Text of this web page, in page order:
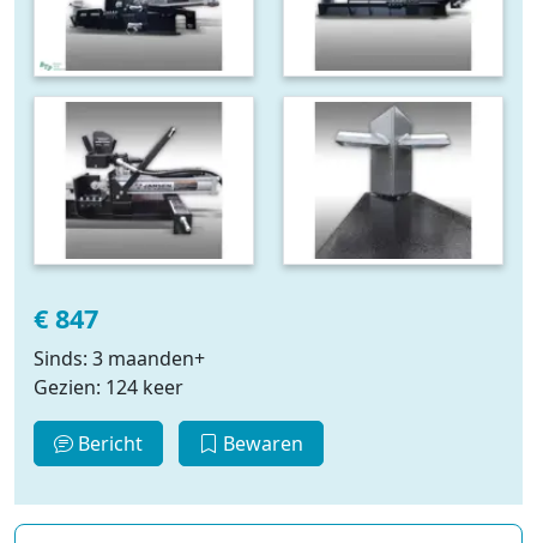
€ 847
Sinds: 3 maanden+
Gezien: 124 keer
Bericht Bewaren